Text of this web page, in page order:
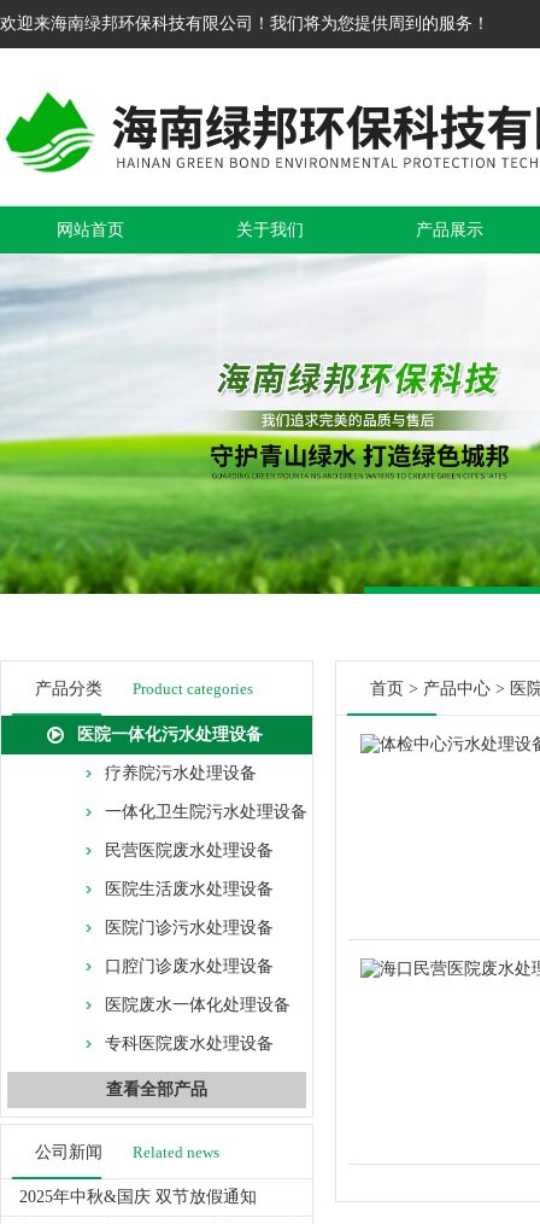
欢迎来海南绿邦环保科技有限公司！我们将为您提供周到的服务！
网站首页 关于我们 产品展示
产品分类 Product categories
医院一体化污水处理设备
疗养院污水处理设备
一体化卫生院污水处理设备
民营医院废水处理设备
医院生活废水处理设备
医院门诊污水处理设备
口腔门诊废水处理设备
医院废水一体化处理设备
专科医院废水处理设备
查看全部产品
公司新闻 Related news
2025年中秋&国庆 双节放假通知
首页 > 产品中心 > 医